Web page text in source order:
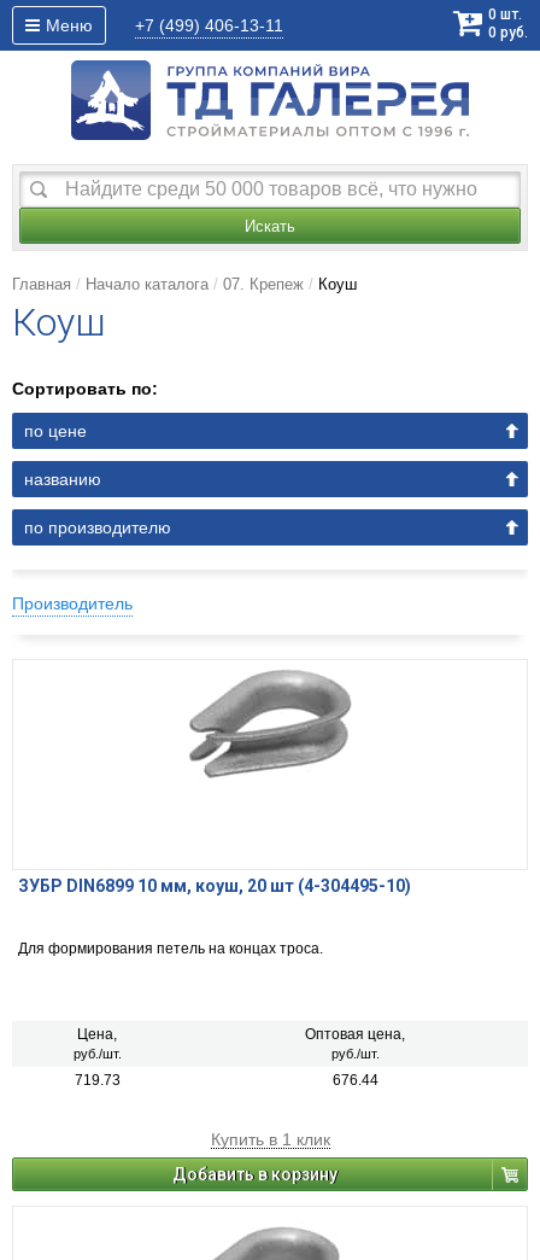
Меню +7 (499) 406-13-11
0 шт.
0 руб.
Искать
Главная Начало каталога 07. Крепеж Коуш
Коуш
Сортировать по:
по цене
названию
по производителю
Производитель
ЗУБР DIN6899 10 мм, коуш, 20 шт (4-304495-10)
Для формирования петель на концах троса.
Цена,
руб./шт.
Оптовая цена,
руб./шт.
719.73 676.44
Купить в 1 клик
Добавить в корзину